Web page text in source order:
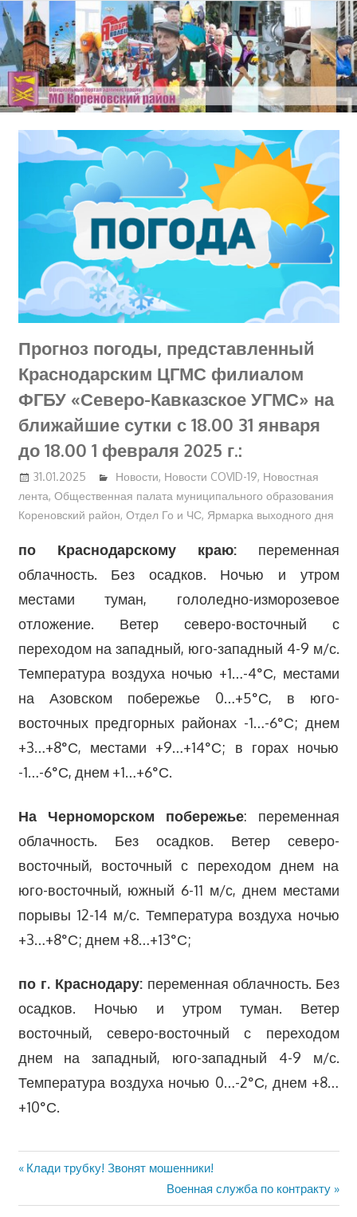
Перейти
к
содержимому
Прогноз погоды, представленный
Краснодарским ЦГМС филиалом
ФГБУ «Северо-Кавказское УГМС» на
ближайшие сутки с 18.00 31 января
до 18.00 1 февраля 2025 г.:
31.01.2025 Новости, Новости COVID-19, Новостная
лента, Общественная палата муниципального образования
Кореновский район, Отдел Го и ЧС, Ярмарка выходного дня
по Краснодарскому краю: переменная
облачность. Без осадков. Ночью и утром
местами туман, гололедно-изморозевое
отложение. Ветер северо-восточный с
переходом на западный, юго-западный 4-9 м/с.
Температура воздуха ночью +1…-4°С, местами
на Азовском побережье 0…+5°С, в юго-
восточных предгорных районах -1…-6°С; днем
+3…+8°С, местами +9…+14°С; в горах ночью
-1…-6°С, днем +1…+6°С.
На Черноморском побережье: переменная
облачность. Без осадков. Ветер северо-
восточный, восточный с переходом днем на
юго-восточный, южный 6-11 м/с, днем местами
порывы 12-14 м/с. Температура воздуха ночью
+3…+8°С; днем +8…+13°С;
по г. Краснодару: переменная облачность. Без
осадков. Ночью и утром туман. Ветер
восточный, северо-восточный с переходом
днем на западный, юго-западный 4-9 м/с.
Температура воздуха ночью 0…-2°С, днем +8…
+10°С.
Навигация
по
Предыдущая
Клади трубку! Звонят мошенники!
Следующая
запись:
Военная служба по контракту